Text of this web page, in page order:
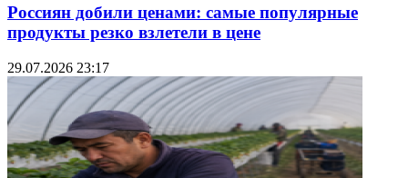
Россиян добили ценами: самые популярные
продукты резко взлетели в цене
29.07.2026 23:17